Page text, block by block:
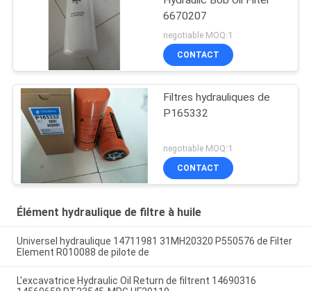
6670207
negotiable MOQ:1
CONTACT
Filtres hydrauliques de
P165332
negotiable MOQ:1
CONTACT
Élément hydraulique de filtre à huile
Universel hydraulique 14711981 31MH20320 P550576 de Filter
Element R010088 de pilote de
L'excavatrice Hydraulic Oil Return de filtrent 14690316